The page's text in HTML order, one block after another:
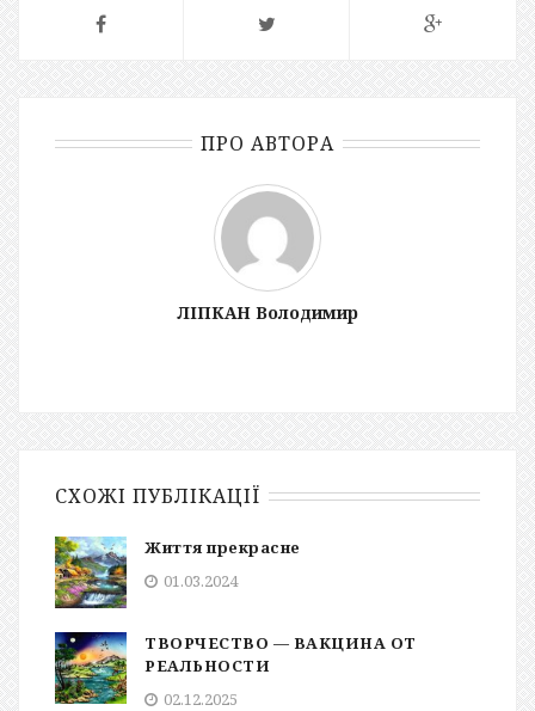
ПРО АВТОРА
ЛІПКАН Володимир
СХОЖІ ПУБЛІКАЦІЇ
Життя прекрасне
01.03.2024
ТВОРЧЕСТВО — ВАКЦИНА ОТ
РЕАЛЬНОСТИ
02.12.2025